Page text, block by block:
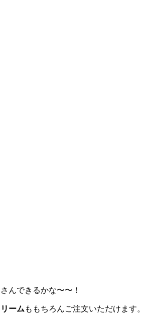
んできるかな〜〜！
ーム ももちろんご注文いただけます。